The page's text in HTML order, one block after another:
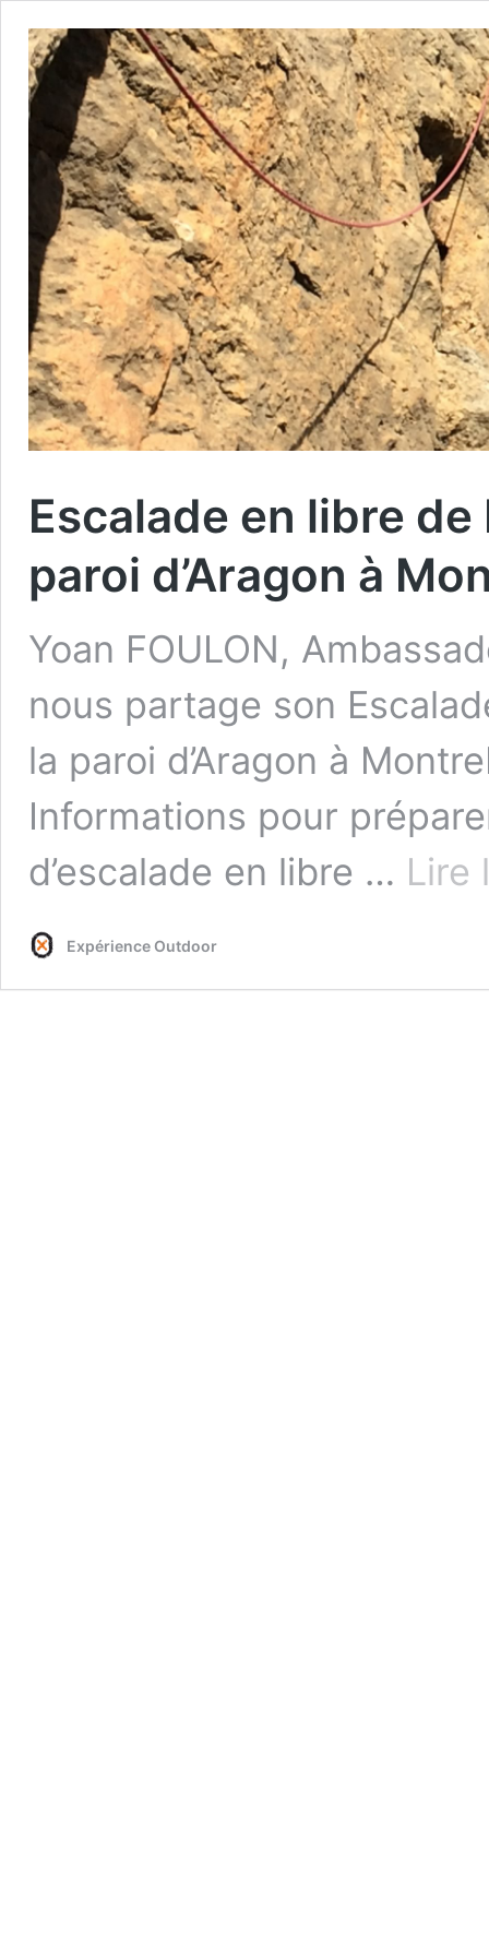
Escalade en libre
paroi d’Aragon à
Yoan FOULON,
nous partage son
la paroi d’Aragon à
Informations pour
d’escalade en libre … Lire
Expérience Outdoor